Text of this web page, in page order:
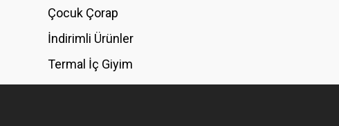
Çocuk Çorap
İndirimli Ürünler
Termal İç Giyim